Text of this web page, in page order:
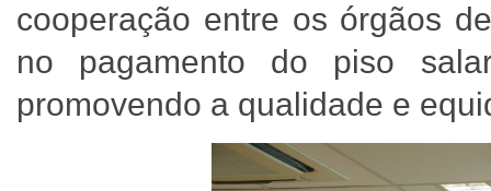
cooperação entre os órgãos
no pagamento do piso
promovendo a qualidade e